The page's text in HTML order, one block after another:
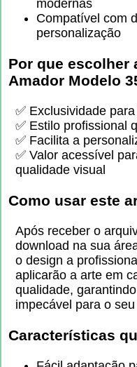
modernas
Compatível com
personalização
Por que escolher
Amador Modelo
✅ Exclusividade
✅ Estilo profissional
✅ Facilita a
✅ Valor acessível
qualidade visual
Como usar este
Após receber o
download na sua
o design a
aplicarão a arte em
qualidade,
impecável para o
Características